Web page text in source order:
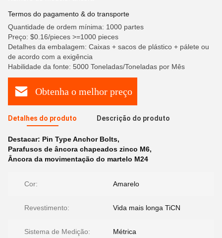
Termos do pagamento & do transporte
Quantidade de ordem mínima: 1000 partes
Preço: $0.16/pieces >=1000 pieces
Detalhes da embalagem: Caixas + sacos de plástico + pálete ou
de acordo com a exigência
Habilidade da fonte: 5000 Toneladas/Toneladas por Mês
Obtenha o melhor preço
Detalhes do produto Descrição do produto
Destacar: Pin Type Anchor Bolts,
Parafusos de âncora chapeados zinco M6,
Âncora da movimentação do martelo M24
Cor: Amarelo
Revestimento: Vida mais longa TiCN
Sistema de Medição: Métrica